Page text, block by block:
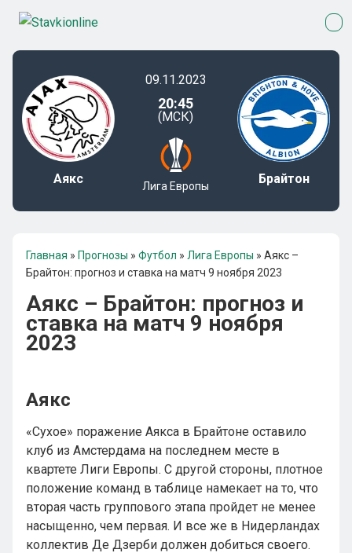
Аякс
09.11.2023
20:45
(МСК)
Лига Европы Брайтон
Главная » Прогнозы » Футбол » Лига Европы » Аякс –
Брайтон: прогноз и ставка на матч 9 ноября 2023
Аякс – Брайтон: прогноз и
ставка на матч 9 ноября
2023
Аякс
«Сухое» поражение Аякса в Брайтоне оставило
клуб из Амстердама на последнем месте в
квартете Лиги Европы. С другой стороны, плотное
положение команд в таблице намекает на то, что
вторая часть группового этапа пройдет не менее
насыщенно, чем первая. И все же в Нидерландах
коллектив Де Дзерби должен добиться своего.